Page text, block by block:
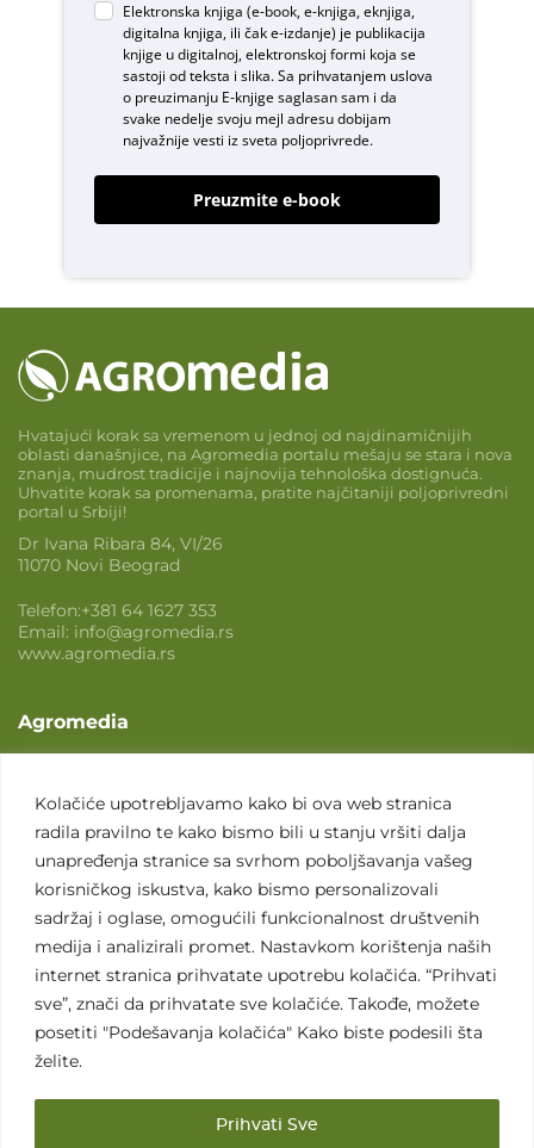
Kolačiće upotrebljavamo kako bi ova web stranica
radila pravilno te kako bismo bili u stanju vršiti dalja
unapređenja stranice sa svrhom poboljšavanja vašeg
korisničkog iskustva, kako bismo personalizovali
sadržaj i oglase, omogućili funkcionalnost društvenih
medija i analizirali promet. Nastavkom korištenja naših
internet stranica prihvatate upotrebu kolačića. “Prihvati
sve”, znači da prihvatate sve kolačiće. Takođe, možete
posetiti "Podešavanja kolačića" Kako biste podesili šta
želite.
Prihvati Sve
Elektronska knjiga (e-book, e-knjiga, eknjiga,
digitalna knjiga, ili čak e-izdanje) je publikacija
knjige u digitalnoj, elektronskoj formi koja se
sastoji od teksta i slika. Sa prihvatanjem uslova
o preuzimanju E-knjigesaglasan sam i da
svake nedelje svoju mejl adresu dobijam
najvažnije vesti iz sveta poljoprivrede.
Preuzmite e-book
Hvatajući korak sa vremenom u jednoj od najdinamičnijih
oblasti današnjice, na Agromedia portalu mešaju se stara i nova
znanja, mudrost tradicije i najnovija tehnološka dostignuća.
Uhvatite korak sa promenama, pratite najčitaniji poljoprivredni
portal u Srbiji!
Dr Ivana Ribara 84, VI/26
11070 Novi Beograd
Telefon:+381 64 1627 353
Email: info@agromedia.rs
www.agromedia.rs
Agromedia
Svet poljoprivrede
Marketing usluge
Tražimo saradnike
Kontakt
Kontakt